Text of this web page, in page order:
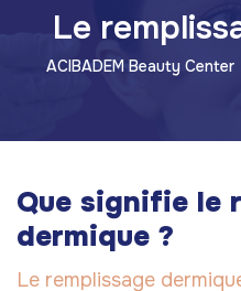
Le
ACIBADEM Beauty Center
Que signifie le
dermique ?
Le remplissage